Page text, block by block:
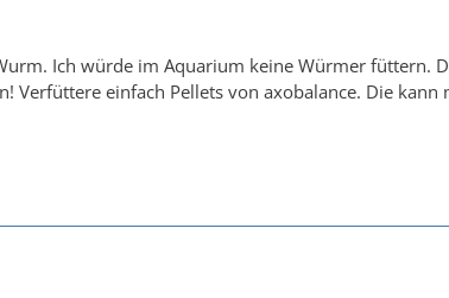
Ich würde im Aquarium keine Würmer füttern.
Verfüttere einfach Pellets von axobalance. Die